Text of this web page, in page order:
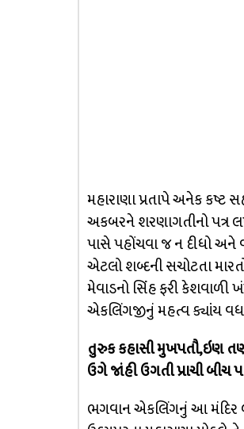
મહારાણા પ્રતાપે અનેક કષ્ટ
અકબરને શરણાગતીનો પત્ર
પાસે પહોંચવા જ ન દીધો અને
એટલો શબ્દની સચોટતા
મેવાડનો સિંંહ ફરી
એકલિંગજીનું મહત્વ ક્યાંય
તુરુક કહાસી મુખપતૌ,ઇણ
ઉગે જાંહી ઉગતી પ્રાચી બીચ
ભગવાન એકલિંગનું આ મંદિર